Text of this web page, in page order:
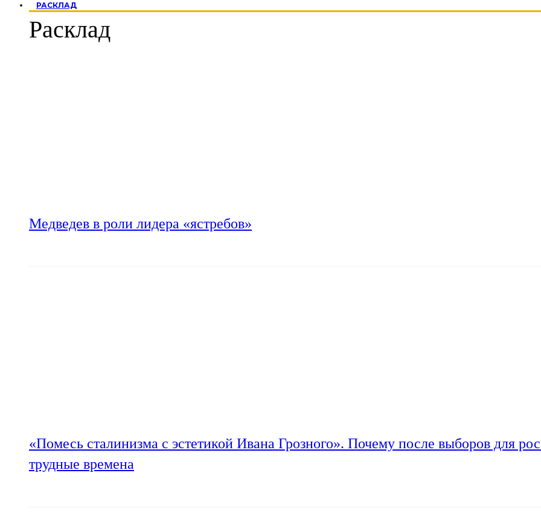
РАСКЛАД
Расклад
Медведев в роли лидера «ястребов»
«Помесь сталинизма с эстетикой Ивана Грозного». Почему после выборов для
трудные времена